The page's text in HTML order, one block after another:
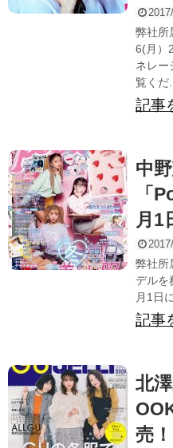
弊社所
6(月）
ネレー
覧くだ
記事
中
「
月1
弊社所
デルを
月1日
記事
北
売！